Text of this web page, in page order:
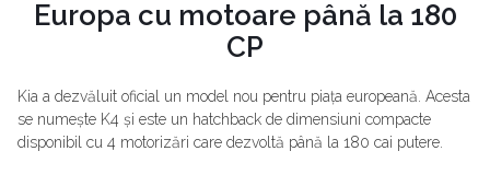
Europa cu motoare până la 180
CP
Kia a dezvăluit oficial un model nou pentru piața europeană. Acesta
se numește K4 și este un hatchback de dimensiuni compacte
disponibil cu 4 motorizări care dezvoltă până la 180 cai putere.